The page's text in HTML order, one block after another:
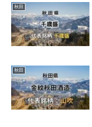
秋田
秋田